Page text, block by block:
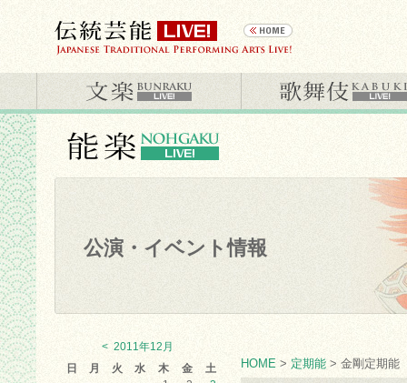
公演・イベント情報
HOME > 定期能 > 金剛定期能
< 2011年12月
日
月 火 水 木 金
土